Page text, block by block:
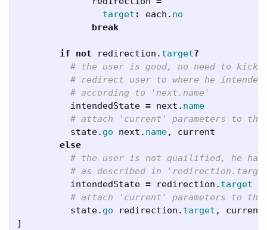
target : each . no
break
if not redirection . target?
# the user is good, no need to kick
# redirect user to where he
# according to 'next.name'
intendedState = next . name
# attach 'current' parameters to
state. go next . name,
current
else
# the user is not quailified, he has
# as described in
intendedState = redirection . target
# attach 'current' parameters to
state. go redirection . target ,
current
]